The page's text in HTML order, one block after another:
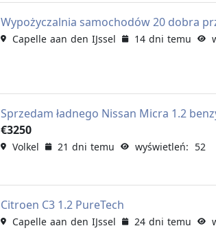
Wypożyczalnia samochodów 20 dobra
Capelle aan den IJssel 14 dni temu
Sprzedam ładnego Nissan Micra 1.2
€3250
Volkel 21 dni temu wyświetleń: 52
Citroen C3 1.2 PureTech
Capelle aan den IJssel 24 dni temu